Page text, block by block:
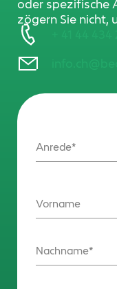
oder spezifische
zögern Sie nicht,
Anrede
Vorname
Nachname